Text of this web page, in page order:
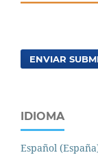
ENVIAR
IDIOMA
Español